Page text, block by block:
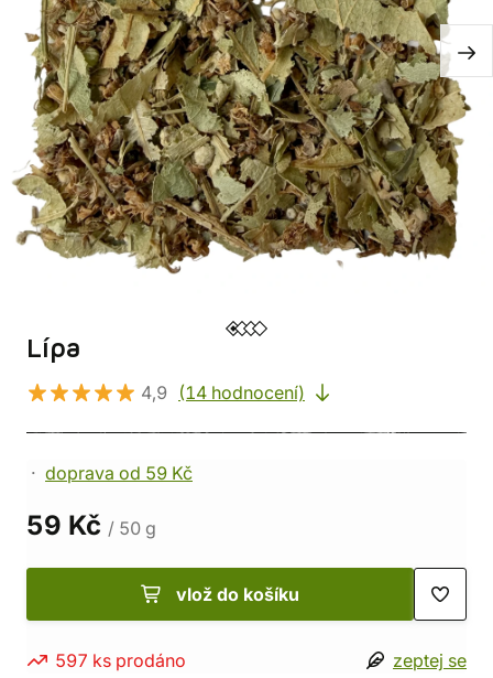
Lípa
4,9 (14 hodnocení)
doprava od 59 Kč
59 Kč / 50 g
vlož do košíku
597 ks prodáno zeptej se